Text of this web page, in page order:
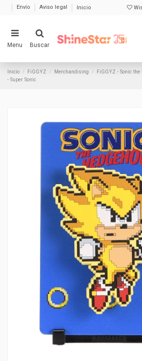
Envío Aviso legal Inicio
Menu Buscar
Inicio FiGGYZ Merchandising
FiGGYZ - Sonic
- Super Sonic